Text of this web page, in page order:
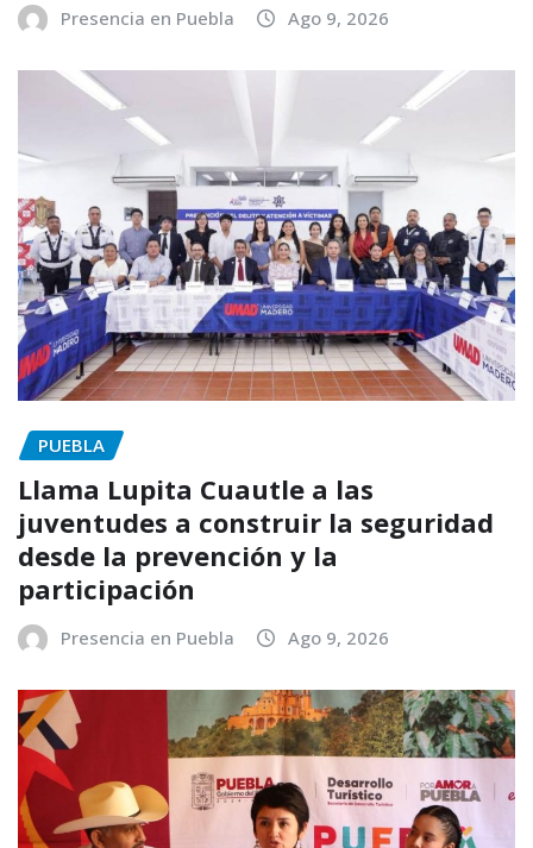
Presencia en Puebla Ago 9, 2026
PUEBLA
Llama Lupita Cuautle a las
juventudes a construir la seguridad
desde la prevención y la
participación
Presencia en Puebla Ago 9, 2026